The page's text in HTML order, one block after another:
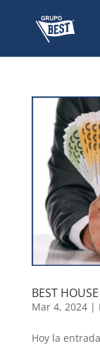
BEST
Mar 4, 2024|
Hoy la